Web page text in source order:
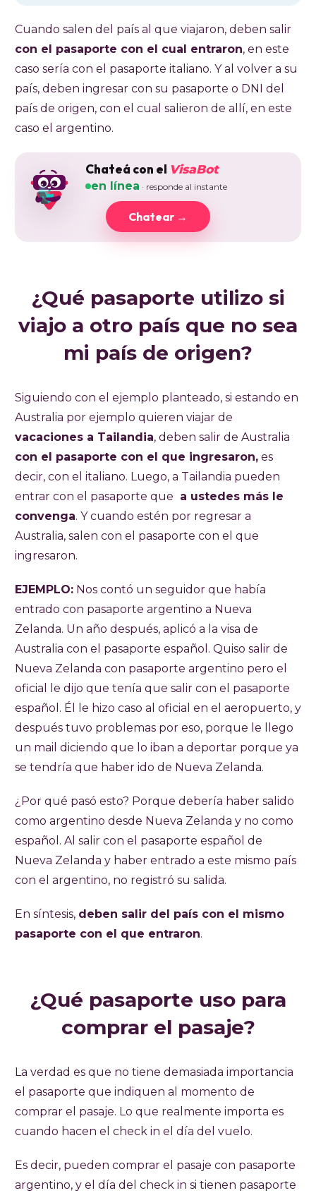
Cuando salen del país al que viajaron, deben salir
con el pasaporte con el cual entraron, en este
caso sería con el pasaporte italiano. Y al volver a su
país, deben ingresar con su pasaporte o DNI del
país de origen, con el cual salieron de allí, en este
caso el argentino.
Chateá con el VisaBot
en línea · responde al instante
Chatear →
¿Qué pasaporte utilizo si
viajo a otro país que no sea
mi país de origen?
Siguiendo con el ejemplo planteado, si estando en
Australia por ejemplo quieren viajar de
vacaciones a Tailandia, deben salir de Australia
con el pasaporte con el que ingresaron, es
decir, con el italiano. Luego, a Tailandia pueden
entrar con el pasaporte que a ustedes más le
convenga. Y cuando estén por regresar a
Australia, salen con el pasaporte con el que
ingresaron.
EJEMPLO: Nos contó un seguidor que había
entrado con pasaporte argentino a Nueva
Zelanda. Un año después, aplicó a la visa de
Australia con el pasaporte español. Quiso salir de
Nueva Zelanda con pasaporte argentino pero el
oficial le dijo que tenía que salir con el pasaporte
español. Él le hizo caso al oficial en el aeropuerto, y
después tuvo problemas por eso, porque le llego
un mail diciendo que lo iban a deportar porque ya
se tendría que haber ido de Nueva Zelanda.
¿Por qué pasó esto? Porque debería haber salido
como argentino desde Nueva Zelanda y no como
español. Al salir con el pasaporte español de
Nueva Zelanda y haber entrado a este mismo país
con el argentino, no registró su salida.
En síntesis, deben salir del país con el mismo
pasaporte con el que entraron.
¿Qué pasaporte uso para
comprar el pasaje?
La verdad es que no tiene demasiada importancia
el pasaporte que indiquen al momento de
comprar el pasaje. Lo que realmente importa es
cuando hacen el check in el día del vuelo.
Es decir, pueden comprar el pasaje con pasaporte
argentino, y el día del check in si tienen pasaporte